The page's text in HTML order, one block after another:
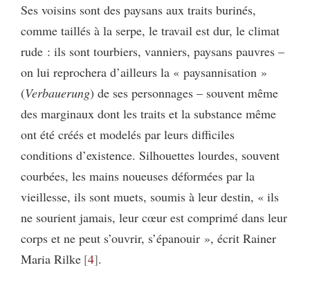
Ses voisins sont des paysans aux traits burinés,
comme taillés à la serpe, le travail est dur, le climat
rude : ils sont tourbiers, vanniers, paysans pauvres –
on lui reprochera d’ailleurs la « paysannisation »
(Verbauerung) de ses personnages – souvent même
des marginaux dont les traits et la substance même
ont été créés et modelés par leurs difficiles
conditions d’existence. Silhouettes lourdes, souvent
courbées, les mains noueuses déformées par la
vieillesse, ils sont muets, soumis à leur destin, « ils
ne sourient jamais, leur cœur est comprimé dans leur
corps et ne peut s’ouvrir, s’épanouir », écrit Rainer
Maria Rilke 4 .